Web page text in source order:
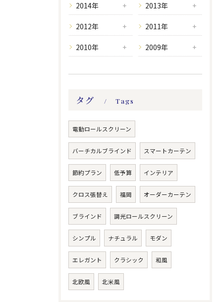
2014年 2013年
2012年 2011年
2010年 2009年
タグ Tags
電動ロールスクリーン
バーチカルブラインド スマートカーテン
節約プラン 低予算 インテリア
クロス張替え 福岡 オーダーカーテン
ブラインド 調光ロールスクリーン
シンプル ナチュラル モダン
エレガント クラシック 和風
北欧風 北米風